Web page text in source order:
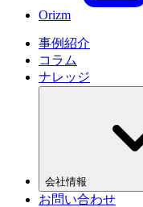
Orizm
事例紹介
コラム
ナレッジ
会社情報
お問い合わせ